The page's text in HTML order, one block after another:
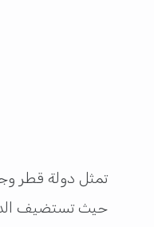
تمثل دولة قطر
حيث تستضيف